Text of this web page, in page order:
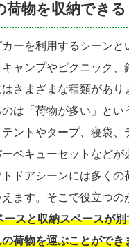
荷物を収納できる
ーを利用するシーンと
キャンプやピクニック、
さまざまな種類があり
は「荷物が多い」とい
ントやタープ、寝袋、
ベキューセットなどが
ドアシーンには多くの
ます。そこで役立つの
ースと収納スペースが
荷物を運ぶことができ